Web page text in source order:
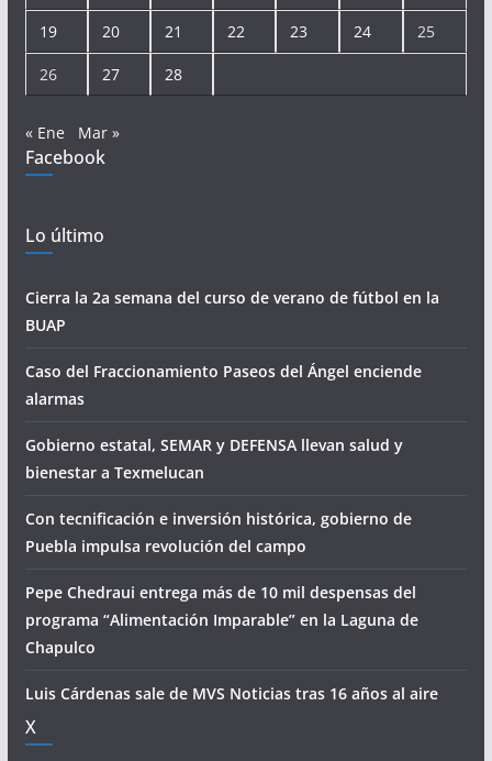
19 20 21 22 23 24 25
26 27 28
« Ene Mar »
Facebook
Lo último
Cierra la 2a semana del curso de verano de fútbol en la
BUAP
Caso del Fraccionamiento Paseos del Ángel enciende
alarmas
Gobierno estatal, SEMAR y DEFENSA llevan salud y
bienestar a Texmelucan
Con tecnificación e inversión histórica, gobierno de
Puebla impulsa revolución del campo
Pepe Chedraui entrega más de 10 mil despensas del
programa “Alimentación Imparable” en la Laguna de
Chapulco
Luis Cárdenas sale de MVS Noticias tras 16 años al aire
X